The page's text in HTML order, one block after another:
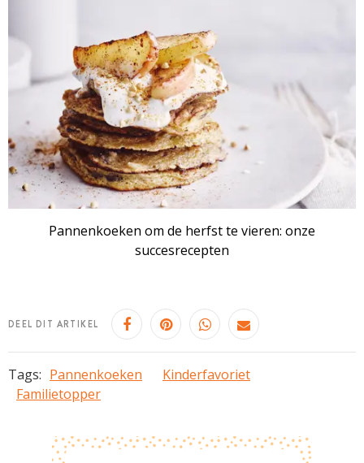
Pannenkoeken om de herfst te vieren: onze
succesrecepten
DEEL DIT ARTIKEL
Tags: Pannenkoeken
Kinderfavoriet
Familietopper